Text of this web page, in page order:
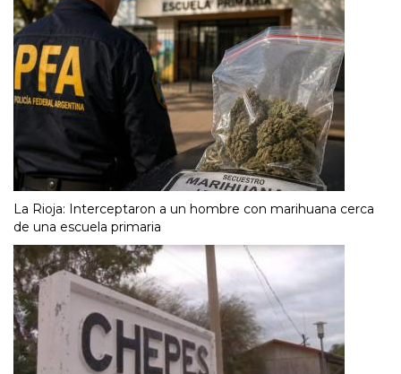
La Rioja: Interceptaron a un hombre con marihuana cerca
de una escuela primaria